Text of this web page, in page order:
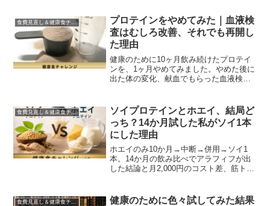
食費見直し＆健康食チャレンジ
プロテインをやめてみた｜血液検
査はむしろ改善、それでも再開し
た理由
健康のために10ヶ月飲み続けたプロテイ
ンを、1ヶ月やめてみました。やめた後に
出た体の変化、献血でもらった血液検査
を決めた理由を正直に書いています。
食費見直し＆健康食チャレンジ
ソイプロテインとホエイ、結局ど
っち？14か月試した私がソイ1本
にした理由
ホエイのみ10か月→中断→併用→ソイ1
本。14か月の飲み比べでアラフィフが出
した結論と月2,000円のコスト差、筋トレ
食費見直し＆健康食チャレンジ 健康のために色々試してみた結果